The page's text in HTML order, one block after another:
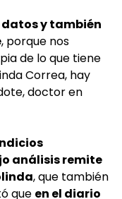
y también
, porque nos
de lo que tiene
Correa, hay
doctor en
análisis remite
, que también
que en el diario